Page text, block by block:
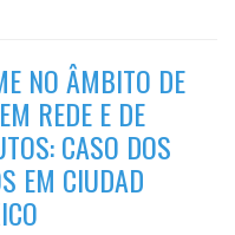
NO ÂMBITO DE
REDE E DE
CASO DOS
EM CIUDAD